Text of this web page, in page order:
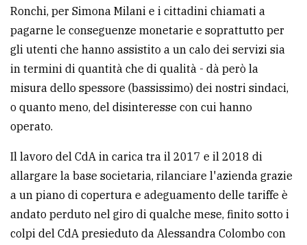
Ronchi, per Simona Milani e i cittadini chiamati a
pagarne le conseguenze monetarie e soprattutto per
gli utenti che hanno assistito a un calo dei servizi sia
in termini di quantità che di qualità - dà però la
misura dello spessore (bassissimo) dei nostri sindaci,
o quanto meno, del disinteresse con cui hanno
operato.
Il lavoro del CdA in carica tra il 2017 e il 2018 di
allargare la base societaria, rilanciare l'azienda grazie
a un piano di copertura e adeguamento delle tariffe è
andato perduto nel giro di qualche mese, finito sotto i
colpi del CdA presieduto da Alessandra Colombo con